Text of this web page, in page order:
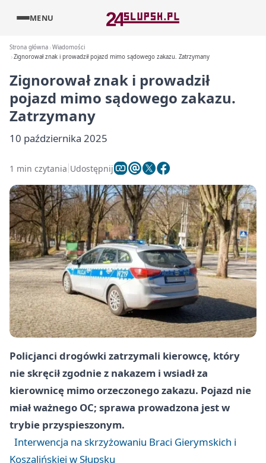
MENU
Strona główna Wiadomości
Zignorował znak i prowadził pojazd mimo sądowego zakazu. Zatrzymany
Zignorował znak i prowadził
pojazd mimo sądowego zakazu.
Zatrzymany
10 października 2025
1 min czytania Udostępnij
Policjanci drogówki zatrzymali kierowcę, który
nie skręcił zgodnie z nakazem i wsiadł za
kierownicę mimo orzeczonego zakazu. Pojazd nie
miał ważnego OC; sprawa prowadzona jest w
trybie przyspieszonym.
Interwencja na skrzyżowaniu Braci Gierymskich i
Koszalińskiej w Słupsku